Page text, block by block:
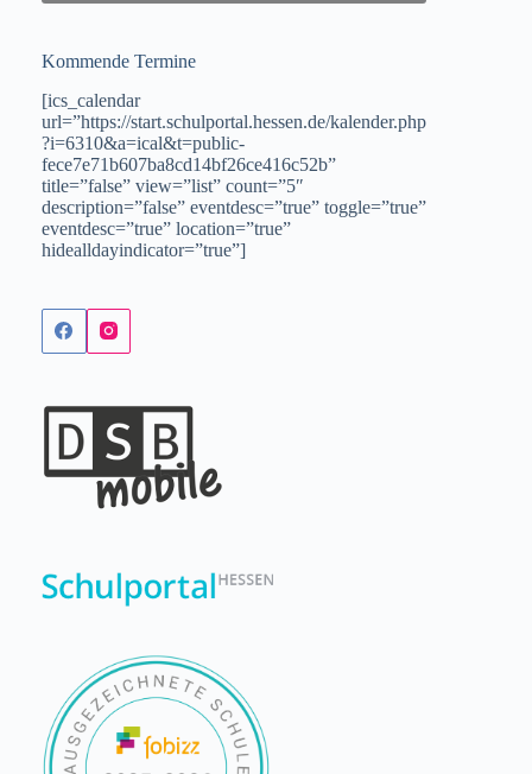
Kommende Termine
[ics_calendar
url=”https://start.schulportal.hessen.de/kalender.php
?i=6310&a=ical&t=public-
fece7e71b607ba8cd14bf26ce416c52b”
title=”false” view=”list” count=”5″
description=”false” eventdesc=”true” toggle=”true”
eventdesc=”true” location=”true”
hidealldayindicator=”true”]